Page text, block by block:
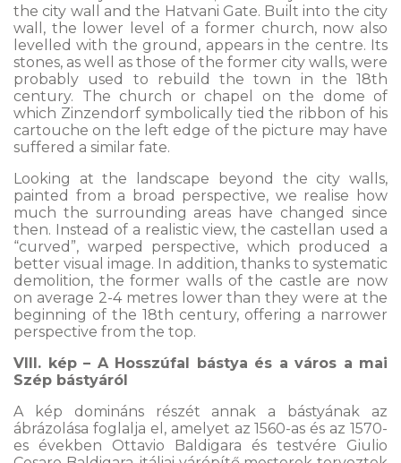
the city wall and the Hatvani Gate. Built into the city
wall, the lower level of a former church, now also
levelled with the ground, appears in the centre. Its
stones, as well as those of the former city walls, were
probably used to rebuild the town in the 18th
century. The church or chapel on the dome of
which Zinzendorf symbolically tied the ribbon of his
cartouche on the left edge of the picture may have
suffered a similar fate.
Looking at the landscape beyond the city walls,
painted from a broad perspective, we realise how
much the surrounding areas have changed since
then. Instead of a realistic view, the castellan used a
“curved”, warped perspective, which produced a
better visual image. In addition, thanks to systematic
demolition, the former walls of the castle are now
on average 2-4 metres lower than they were at the
beginning of the 18th century, offering a narrower
perspective from the top.
VIII. kép – A Hosszúfal bástya és a város a mai
Szép bástyáról
A kép domináns részét annak a bástyának az
ábrázolása foglalja el, amelyet az 1560-as és az 1570-
es években Ottavio Baldigara és testvére Giulio